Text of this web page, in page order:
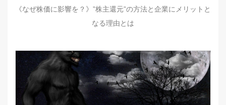
《なぜ株価に影響を？》”株主還元”の方法と企業にメリットと
なる理由とは